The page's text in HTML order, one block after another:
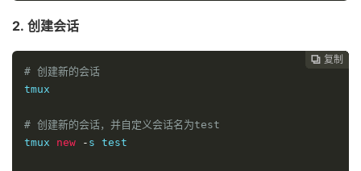
2. 创建会话
 复制
 复制
 复制
 复制
 复制
 复制
 复制
 复制
 复制
 复制
 复制
# 创建新的会话
tmux
# 创建新的会话，并自定义会话名为test
tmux new - s test